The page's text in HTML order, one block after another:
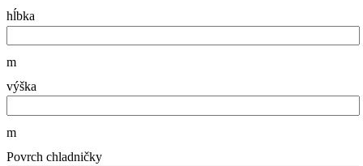
hĺbka
m
výška
m
Povrch chladničky